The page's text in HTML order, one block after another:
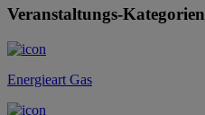
Veranstaltungs-Kategorien
Energieart Gas